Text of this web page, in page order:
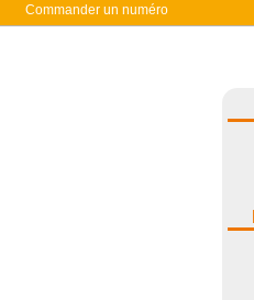
Commander un numéro